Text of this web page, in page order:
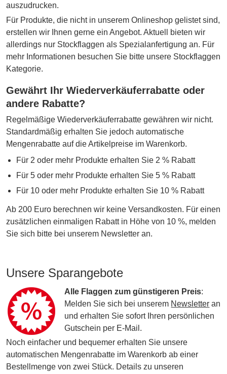
auszudrucken.
Für Produkte, die nicht in unserem Onlineshop gelistet sind,
erstellen wir Ihnen gerne ein Angebot. Aktuell bieten wir
allerdings nur Stockflaggen als Spezialanfertigung an. Für
mehr Informationen besuchen Sie bitte unsere Stockflaggen
Kategorie.
Gewährt Ihr Wiederverkäuferrabatte oder
andere Rabatte?
Regelmäßige Wiederverkäuferrabatte gewähren wir nicht.
Standardmäßig erhalten Sie jedoch automatische
Mengenrabatte auf die Artikelpreise im Warenkorb.
Für 2 oder mehr Produkte erhalten Sie 2 % Rabatt
Für 5 oder mehr Produkte erhalten Sie 5 % Rabatt
Für 10 oder mehr Produkte erhalten Sie 10 % Rabatt
Ab 200 Euro berechnen wir keine Versandkosten. Für einen
zusätzlichen einmaligen Rabatt in Höhe von 10 %, melden
Sie sich bitte bei unserem Newsletter an.
Unsere Sparangebote
Alle Flaggen zum günstigeren Preis:
Melden Sie sich bei unserem Newsletter an
und erhalten Sie sofort Ihren persönlichen
Gutschein per E-Mail.
Noch einfacher und bequemer erhalten Sie unsere
automatischen Mengenrabatte im Warenkorb ab einer
Bestellmenge von zwei Stück. Details zu unseren